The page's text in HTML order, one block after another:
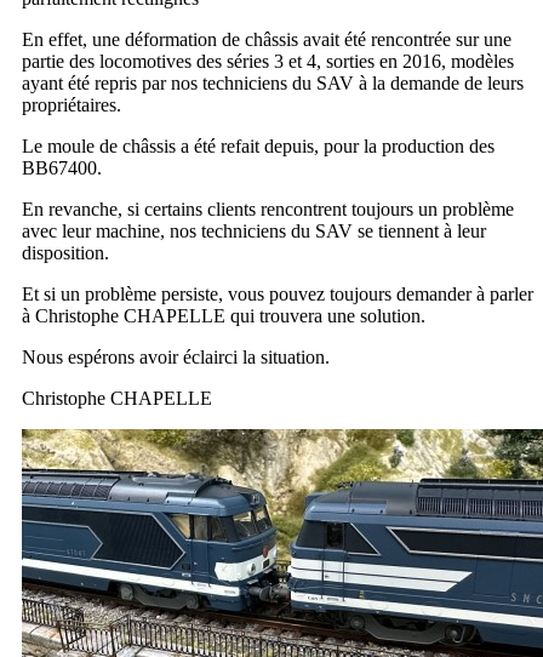
En effet, une déformation de châssis avait été rencontrée sur une
partie des locomotives des séries 3 et 4, sorties en 2016, modèles
ayant été repris par nos techniciens du SAV à la demande de leurs
propriétaires.
Le moule de châssis a été refait depuis, pour la production des
BB67400.
En revanche, si certains clients rencontrent toujours un problème
avec leur machine, nos techniciens du SAV se tiennent à leur
disposition.
Et si un problème persiste, vous pouvez toujours demander à parler
à Christophe CHAPELLE qui trouvera une solution.
Nous espérons avoir éclairci la situation.
Christophe CHAPELLE